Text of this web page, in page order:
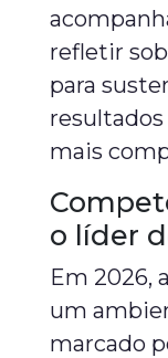
refletir
para
mais
o líder
Em 2026, a
um
marcado